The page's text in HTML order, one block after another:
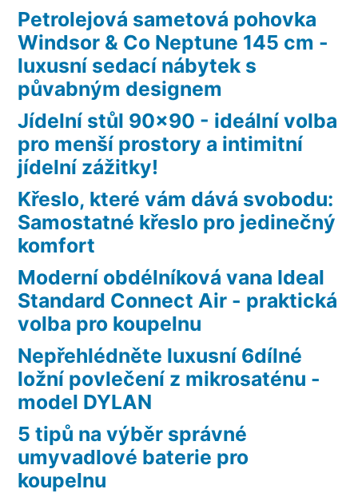
Petrolejová sametová pohovka
Windsor & Co Neptune 145 cm -
luxusní sedací nábytek s
půvabným designem
Jídelní stůl 90×90 - ideální volba
pro menší prostory a intimitní
jídelní zážitky!
Křeslo, které vám dává svobodu:
Samostatné křeslo pro jedinečný
komfort
Moderní obdélníková vana Ideal
Standard Connect Air - praktická
volba pro koupelnu
Nepřehlédněte luxusní 6dílné
ložní povlečení z mikrosaténu -
model DYLAN
5 tipů na výběr správné
umyvadlové baterie pro
koupelnu